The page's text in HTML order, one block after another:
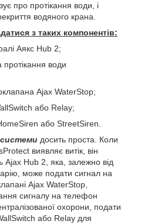
про протікання води, і
водяного крана.
з таких компонентів:
Аякс Hub 2;
води
Ajax WaterStop;
або Relay;
або StreetSiren.
досить проста. Коли
виявляє витік, він
Ajax Hub 2, яка, залежно від
може подати сигнал на
Ajax WaterStop,
сигналу на телефон
охорони, подати
або Relay для